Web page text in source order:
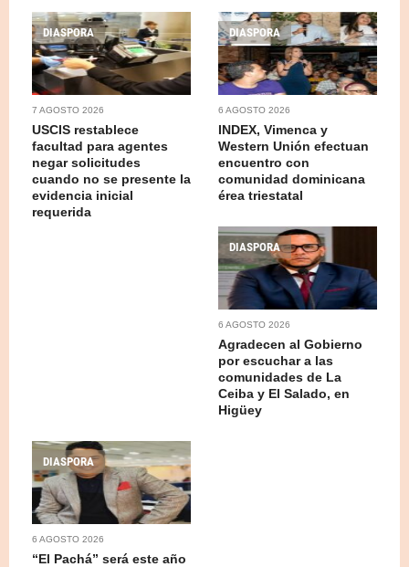
DIASPORA
7 AGOSTO 2026
USCIS restablece
facultad para agentes
negar solicitudes
cuando no se presente la
evidencia inicial
requerida
DIASPORA
6 AGOSTO 2026
INDEX, Vimenca y
Western Unión efectuan
encuentro con
comunidad dominicana
érea triestatal
DIASPORA
6 AGOSTO 2026
Agradecen al Gobierno
por escuchar a las
comunidades de La
Ceiba y El Salado, en
Higüey
DIASPORA
6 AGOSTO 2026
“El Pachá” será este año